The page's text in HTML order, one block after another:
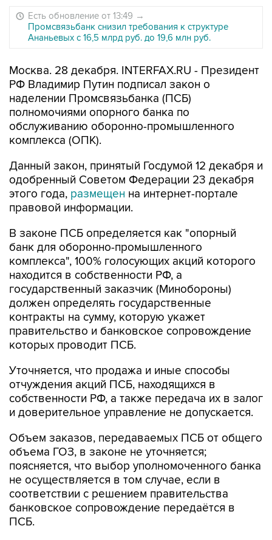
Есть обновление от 13:49 →
Промсвязьбанк снизил требования к структуре
Ананьевых с 16,5 млрд руб. до 19,6 млн руб.
Москва. 28 декабря. INTERFAX.RU - Президент
РФ Владимир Путин подписал закон о
наделении Промсвязьбанка (ПСБ)
полномочиями опорного банка по
обслуживанию оборонно-промышленного
комплекса (ОПК).
Данный закон, принятый Госдумой 12 декабря и
одобренный Советом Федерации 23 декабря
этого года, размещен на интернет-портале
правовой информации.
В законе ПСБ определяется как "опорный
банк для оборонно-промышленного
комплекса", 100% голосующих акций которого
находится в собственности РФ, а
государственный заказчик (Минобороны)
должен определять государственные
контракты на сумму, которую укажет
правительство и банковское сопровождение
которых проводит ПСБ.
Уточняется, что продажа и иные способы
отчуждения акций ПСБ, находящихся в
собственности РФ, а также передача их в залог
и доверительное управление не допускается.
Объем заказов, передаваемых ПСБ от общего
объема ГОЗ, в законе не уточняется;
поясняется, что выбор уполномоченного банка
не осуществляется в том случае, если в
соответствии с решением правительства
банковское сопровождение передаётся в
ПСБ.